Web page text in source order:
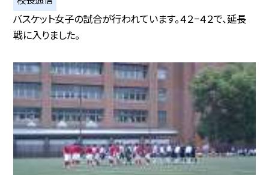
バスケット女子の試合が行われています。４２−４２で、延長
戦に入りました。